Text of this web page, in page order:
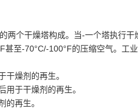
两个干燥塔构成。当-一个塔执行
至-70°C/-100°F的压缩空气。工
干燥剂的再生。
用于干燥剂的再生。
的再生。